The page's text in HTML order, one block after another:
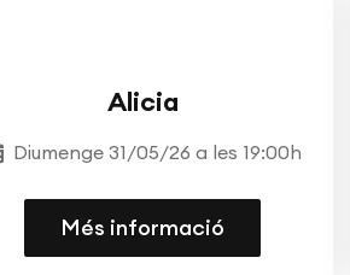
Alicia
Diumenge 31/05/26 a les 19:00h
Més informació